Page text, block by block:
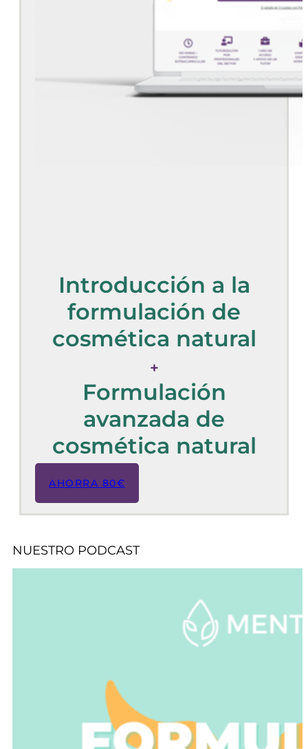
Introducción a la
formulación de
cosmética natural
+
Formulación
avanzada de
cosmética natural
AHORRA 80€
NUESTRO PODCAST